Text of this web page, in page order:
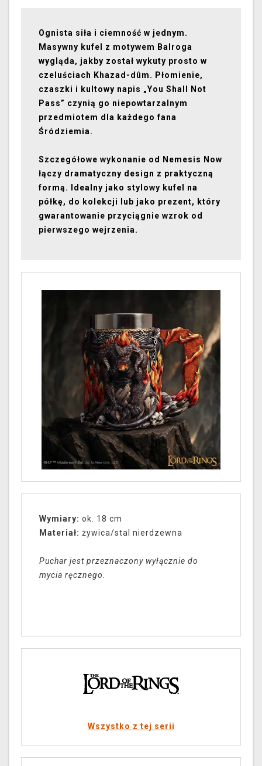
Ognista siła i ciemność w jednym.
Masywny kufel z motywem Balroga
wygląda, jakby został wykuty prosto w
czeluściach Khazad-dûm. Płomienie,
czaszki i kultowy napis „You Shall Not
Pass” czynią go niepowtarzalnym
przedmiotem dla każdego fana
Śródziemia.
Szczegółowe wykonanie od Nemesis Now
łączy dramatyczny design z praktyczną
formą. Idealny jako stylowy kufel na
półkę, do kolekcji lub jako prezent, który
gwarantowanie przyciągnie wzrok od
pierwszego wejrzenia.
Wymiary: ok. 18 cm
Materiał: żywica/stal nierdzewna
Puchar jest przeznaczony wyłącznie do
mycia ręcznego.
Wszystko z tej serii